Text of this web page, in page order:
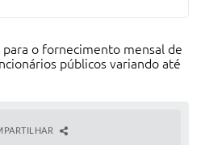
o fornecimento mensal de
públicos variando até